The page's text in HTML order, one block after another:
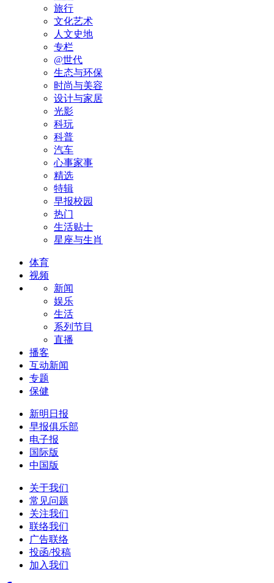
旅行
文化艺术
人文史地
专栏
@世代
生态与环保
时尚与美容
设计与家居
光影
科玩
科普
汽车
心事家事
精选
特辑
早报校园
热门
生活贴士
星座与生肖
体育
视频
新闻
娱乐
生活
系列节目
直播
播客
互动新闻
专题
保健
新明日报
早报俱乐部
电子报
国际版
中国版
关于我们
常见问题
关注我们
联络我们
广告联络
投函/投稿
加入我们